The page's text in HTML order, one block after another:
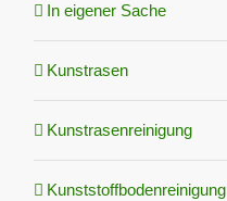
In eigener Sache
Kunstrasen
Kunstrasenreinigung
Kunststoffbodenreinigung